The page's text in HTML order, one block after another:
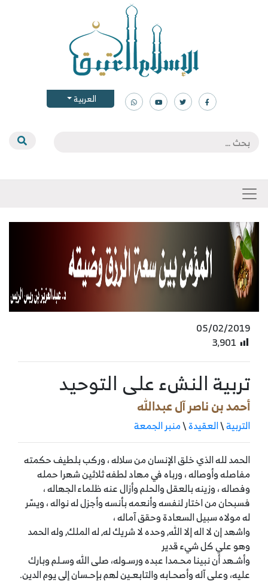
العربية
05/02/2019
3٬901
تربية النشء على التوحيد
أحمد بن ناصر آل عبدالله
التربية\العقيدة\منبر الجمعة
الحمد لله الذي خلق الإنسان من سلاله ، وركب بلطيف حكمته
مفاصله وأوصاله ، ورباه في مهاد لطفه ثلاثين شهرا حمله
وفصاله ، وزينه بالعقل والحلم وأزال عنه ظلماء الجهاله ،
فسبحان من اختار لنفسه وأنعمه بأنسه وأجزل له نواله ، ويسّر
له مولاه سبيل السعادة وحقق آماله ،
واشهد إن لا اله إلا الله, وحده لا شريك له, له الملك, وله الحمد
وهو علي كل شيء قدير
وأشـهد أن نبينا محـمدا عبده ورسـوله، صلى الله وسـلم وبارك
عليه، وعلى آله وأصحـابه والتابعـين لهم بإحـسان إلى يوم الدين.